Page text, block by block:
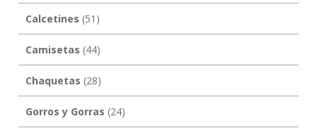
Calcetines (51)
Camisetas (44)
Chaquetas (28)
Gorros y Gorras (24)